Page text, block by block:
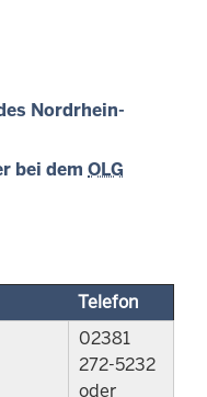
Nordrhein-
bei dem OLG
Telefon
02381
272-5232
oder